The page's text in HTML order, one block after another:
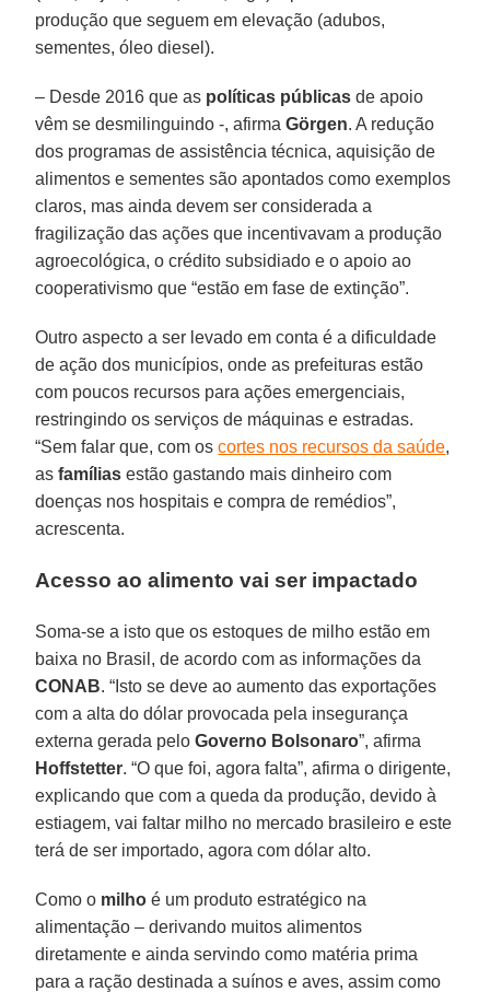
produção que seguem em elevação (adubos,
sementes, óleo diesel).
– Desde 2016 que as políticas públicas de apoio
vêm se desmilinguindo -, afirmaGörgen. A redução
dos programas de assistência técnica, aquisição de
alimentos e sementes são apontados como exemplos
claros, mas ainda devem ser considerada a
fragilização das ações que incentivavam a produção
agroecológica, o crédito subsidiado e o apoio ao
cooperativismo que “estão em fase de extinção”.
Outro aspecto a ser levado em conta é a dificuldade
de ação dos municípios, onde as prefeituras estão
com poucos recursos para ações emergenciais,
restringindo os serviços de máquinas e estradas.
“Sem falar que, com oscortes nos recursos da saúde,
asfamílias estão gastando mais dinheiro com
doenças nos hospitais e compra de remédios”,
acrescenta.
Acesso ao alimento vai ser impactado
Soma-se a isto que os estoques de milho estão em
baixa no Brasil, de acordo com as informações da
CONAB. “Isto se deve ao aumento das exportações
com a alta do dólar provocada pela insegurança
externa gerada peloGoverno Bolsonaro”, afirma
Hoffstetter. “O que foi, agora falta”, afirma o dirigente,
explicando que com a queda da produção, devido à
estiagem, vai faltar milho no mercado brasileiro e este
terá de ser importado, agora com dólar alto.
Como o milho é um produto estratégico na
alimentação – derivando muitos alimentos
diretamente e ainda servindo como matéria prima
para a ração destinada a suínos e aves, assim como